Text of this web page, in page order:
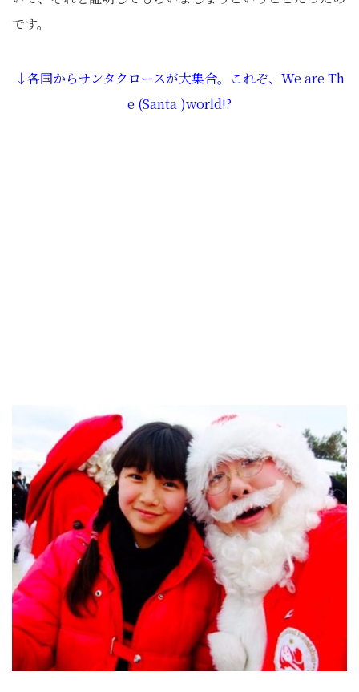
です。
↓各国からサンタクロースが大集合。これぞ、We are Th
e (Santa )world!?